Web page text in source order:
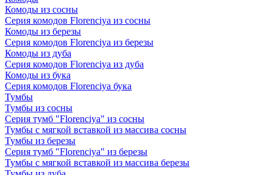
Комоды из сосны
Серия комодов Florenciya из сосны
Комоды из березы
Серия комодов Florenciya из березы
Комоды из дуба
Серия комодов Florenciya из дуба
Комоды из бука
Серия комодов Florenciya бука
Тумбы
Тумбы из сосны
Серия тумб "Florenciya" из сосны
Тумбы с мягкой вставкой из массива сосны
Тумбы из березы
Серия тумб "Florenciya" из березы
Тумбы с мягкой вставкой из массива березы